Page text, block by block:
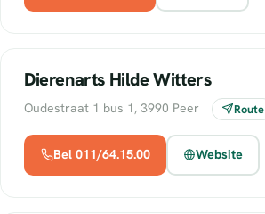
Dierenarts Hilde Witters
Oudestraat 1 bus 1, 3990 Peer Route
Bel 011/64.15.00 Website